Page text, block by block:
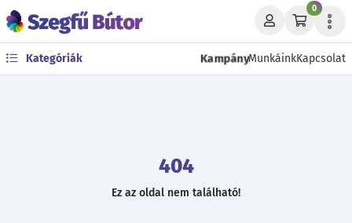
0
Kategóriák KampányMunkáinkKapcsolat
404
Ez az oldal nem található!